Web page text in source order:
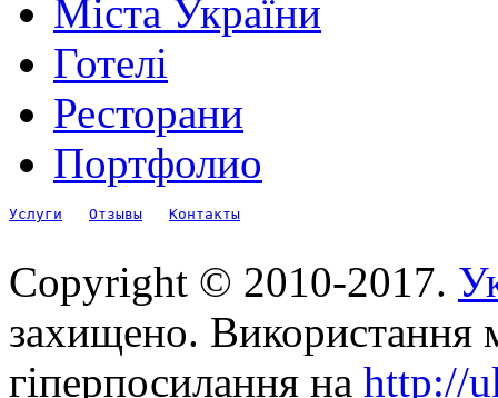
Міста України
Готелі
Ресторани
Портфолио
Услуги Отзывы Контакты
Copyright © 2010-2017.
захищено. Використання
гіперпосилання на http://